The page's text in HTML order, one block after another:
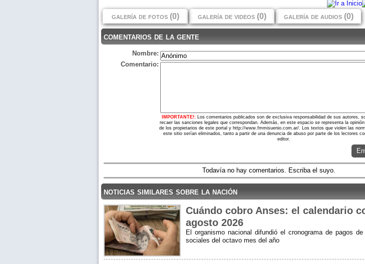
galería de fotos (0) galería de videos (0) galería de audios (0)
comentarios de la gente
Nombre:
Comentario:
IMPORTANTE!:
Los comentarios publicados son de exclusiva responsabilidad de sus autores,
recaer las sanciones legales que correspondan. Además, en este espacio se representa la
de los propietarios de este portal y http://www.fmmisuenio.com.ar/. Los textos que violen las
este sitio serían eliminados, tanto a partir de una denuncia de abuso por parte de los lectores
editor.
Todavía no hay comentarios. Escriba el suyo.
noticias similares sobre la nación
Cuándo cobro Anses: el calendario
agosto 2026
El organismo nacional difundió el cronograma de pagos
sociales del octavo mes del año